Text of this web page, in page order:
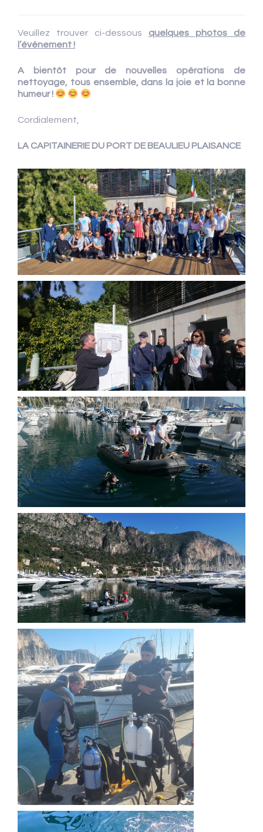
Veuillez trouver ci-dessous quelques photos de
l’événement !
A bientôt pour de nouvelles opérations de
nettoyage, tous ensemble, dans la joie et la bonne
humeur !
Cordialement,
LA CAPITAINERIE DU PORT DE BEAULIEU PLAISANCE